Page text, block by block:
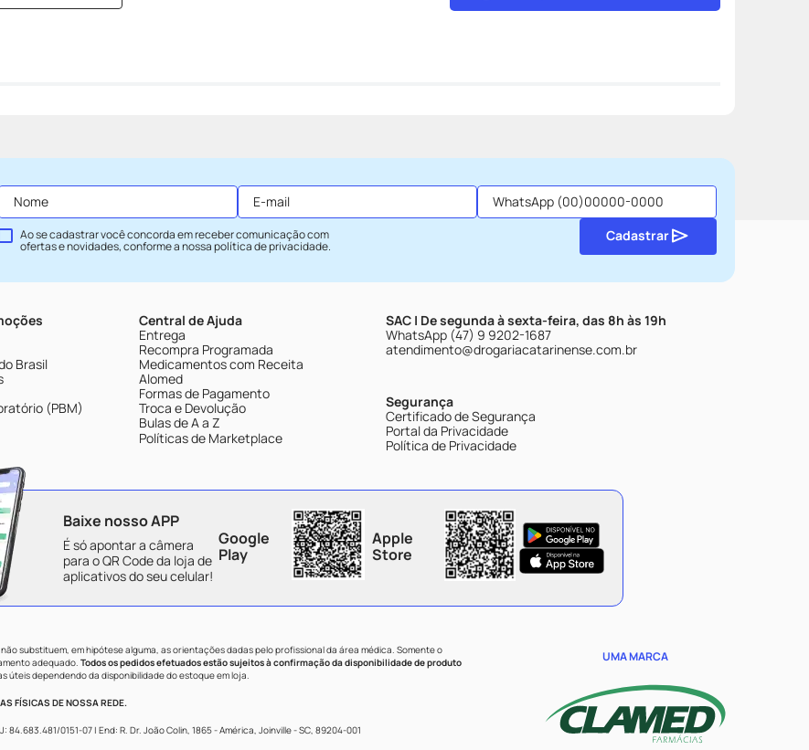
Ao se cadastrar você concorda em receber comunicação com
ofertas e novidades, conforme a nossapolítica de privacidade.
Cadastrar
Brasil
(PBM)
Central de Ajuda
Entrega
Recompra Programada
Medicamentos com Receita
Alomed
Formas de Pagamento
Troca e Devolução
Bulas de A a Z
Políticas de Marketplace
SAC | De segunda à sexta-feira, das 8h às 19h
WhatsApp (47) 9 9202-1687
atendimento@drogariacatarinense.com.br
Segurança
Certificado de Segurança
Portal da Privacidade
Política de Privacidade
Baixe nosso APP
É só apontar a câmera
para o QR Code da loja de
aplicativos do seu celular!
Google
Play
Apple
Store
substituem, em hipótese alguma, as orientações dadas pelo profissional da área médica. Somente o
adequado. Todos os pedidos efetuados estão sujeitos à confirmação da disponibilidade de produto
úteis dependendo da disponibilidade do estoque em loja.
FÍSICAS DE NOSSA REDE.
84.683.481/0151-07 | End: R. Dr. João Colin, 1865 - América, Joinville - SC, 89204-001
UMA MARCA